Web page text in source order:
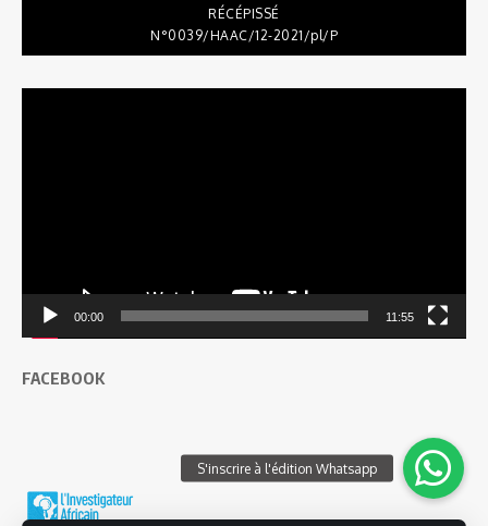
RÉCÉPISSÉ
N°0039/HAAC/12-2021/pl/P
00:00 11:55
FACEBOOK